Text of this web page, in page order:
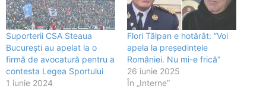
Suporterii CSA Steaua
București au apelat la o
firmă de avocatură pentru a
contesta Legea Sportului
1 iunie 2024
Flori Tălpan e hotărât: ”Voi
apela la președintele
României. Nu mi-e frică”
26 iunie 2025
În „Interne”